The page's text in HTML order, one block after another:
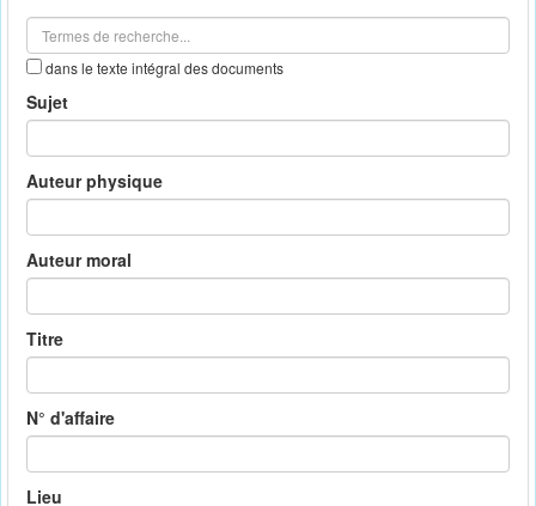
dans le texte intégral des documents
Sujet
Auteur physique
Auteur moral
Titre
N° d'affaire
Lieu